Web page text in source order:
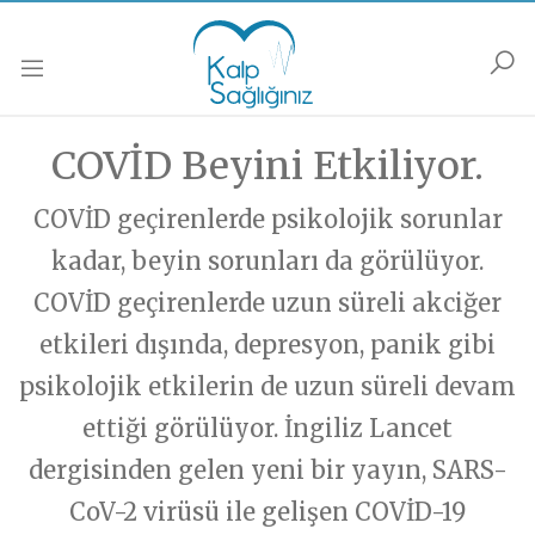
Anasayfa
Podcastler
Kalp Hastalıkları
Gelecek/ Yapay Zeka
Popüler Bilim/Araştırma/Haberler
Kalbinize Dair
Soru - Cevap
HABERLER
Popüler Bilim/Araştırma/Haberler
Kalp Hastalıkları
Soru-Cevap
Sağlıklı Yaşama/Yaşlanma
Gelecek/ Yapay Zeka
Kalbinize Şifa
PODCASTLER
Genel
COVİD Beyini Etkiliyor.
COVİD geçirenlerde psikolojik sorunlar
kadar, beyin sorunları da görülüyor.
COVİD geçirenlerde uzun süreli akciğer
etkileri dışında, depresyon, panik gibi
psikolojik etkilerin de uzun süreli devam
ettiği görülüyor. İngiliz Lancet
dergisinden gelen yeni bir yayın, SARS-
CoV-2 virüsü ile gelişen COVİD-19
Soru Sor
Soru Sor formunu doldurarak sorununuzu sorun,
biz yanıtlayalım…
İsim Soyisim
Telefon
Muayene
Muayene olmak istiyorsanız,
Muayene Formunu doldurarak bize ulaşabilirsiniz.
İsim Soyisim
Telefon